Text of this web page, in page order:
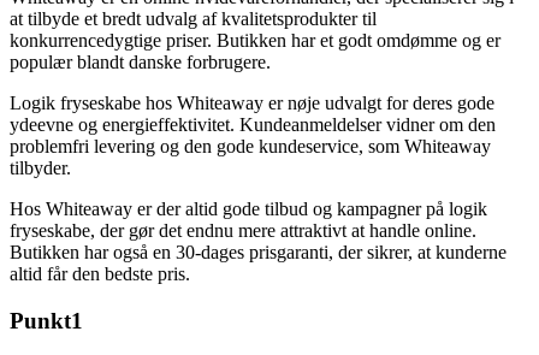
at tilbyde et bredt udvalg af kvalitetsprodukter til
konkurrencedygtige priser. Butikken har et godt omdømme og er
populær blandt danske forbrugere.
Logik fryseskabe hos Whiteaway er nøje udvalgt for deres gode
ydeevne og energieffektivitet. Kundeanmeldelser vidner om den
problemfri levering og den gode kundeservice, som Whiteaway
tilbyder.
Hos Whiteaway er der altid gode tilbud og kampagner på logik
fryseskabe, der gør det endnu mere attraktivt at handle online.
Butikken har også en 30-dages prisgaranti, der sikrer, at kunderne
altid får den bedste pris.
Punkt1